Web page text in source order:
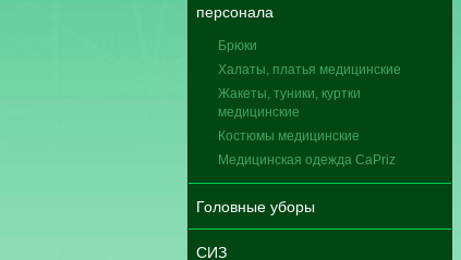
персонала
Брюки
Халаты, платья медицинские
Жакеты, туники, куртки
медицинские
Костюмы медицинские
Медицинская одежда CaPriz
Головные уборы
СИЗ